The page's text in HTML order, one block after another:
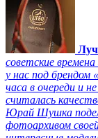
советские
у нас под брендом
часа в очереди и
считалась
Юрай Шушка
фотоархивом